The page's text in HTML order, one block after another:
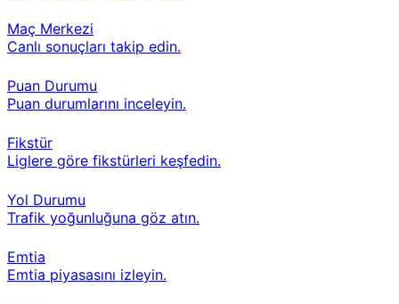
Maç Merkezi
Canlı sonuçları takip edin.
Puan Durumu
Puan durumlarını inceleyin.
Fikstür
Liglere göre fikstürleri keşfedin.
Yol Durumu
Trafik yoğunluğuna göz atın.
Emtia
Emtia piyasasını izleyin.